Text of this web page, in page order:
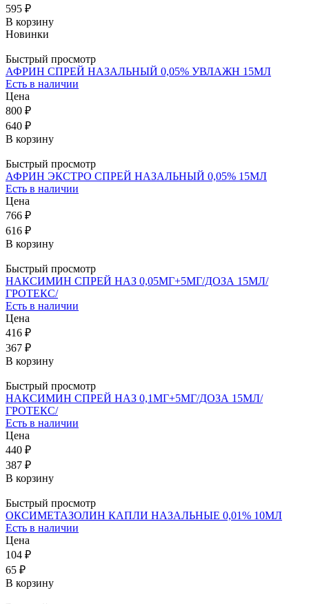
595 ₽
В корзину
Новинки
Быстрый просмотр
АФРИН СПРЕЙ НАЗАЛЬНЫЙ 0,05% УВЛАЖН 15МЛ
Есть в наличии
Цена
800 ₽
640 ₽
В корзину
Быстрый просмотр
АФРИН ЭКСТРО СПРЕЙ НАЗАЛЬНЫЙ 0,05% 15МЛ
Есть в наличии
Цена
766 ₽
616 ₽
В корзину
Быстрый просмотр
НАКСИМИН СПРЕЙ НАЗ 0,05МГ+5МГ/ДОЗА 15МЛ/
ГРОТЕКС/
Есть в наличии
Цена
416 ₽
367 ₽
В корзину
Быстрый просмотр
НАКСИМИН СПРЕЙ НАЗ 0,1МГ+5МГ/ДОЗА 15МЛ/
ГРОТЕКС/
Есть в наличии
Цена
440 ₽
387 ₽
В корзину
Быстрый просмотр
ОКСИМЕТАЗОЛИН КАПЛИ НАЗАЛЬНЫЕ 0,01% 10МЛ
Есть в наличии
Цена
104 ₽
65 ₽
В корзину